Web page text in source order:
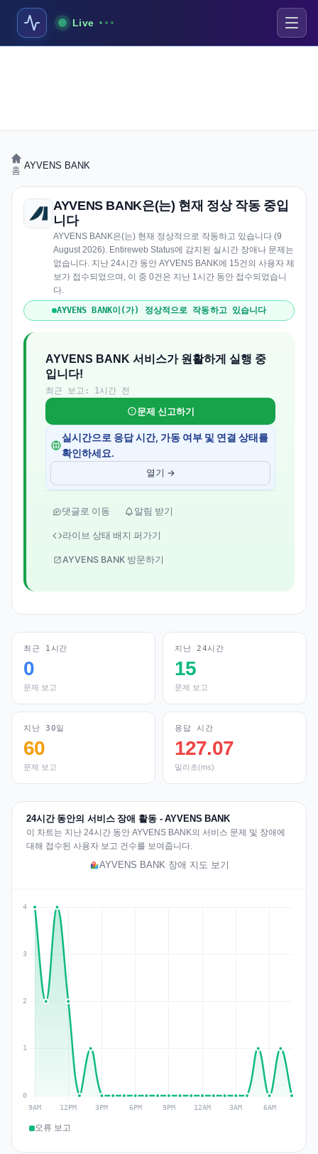
Live
홈 AYVENS BANK
AYVENS BANK은(는) 현재 정상 작동 중입
니다
AYVENS BANK은(는) 현재 정상적으로 작동하고 있습니다 (9
August 2026). Entireweb Status에 감지된 실시간 장애나 문제는
없습니다. 지난 24시간 동안 AYVENS BANK에 15건의 사용자 제
보가 접수되었으며, 이 중 0건은 지난 1시간 동안 접수되었습니
다.
AYVENS BANK이(가) 정상적으로 작동하고 있습니다
AYVENS BANK 서비스가 원활하게 실행 중
입니다!
최근 보고: 1시간 전
문제 신고하기
실시간으로 응답 시간, 가동 여부 및 연결 상태를
확인하세요.
열기 →
댓글로 이동 알림 받기
라이브 상태 배지 퍼가기
AYVENS BANK 방문하기
최근 1시간
0
문제 보고
지난 24시간
15
문제 보고
지난 30일
60
문제 보고
응답 시간
127.07
밀리초(ms)
24시간 동안의 서비스 장애 활동 - AYVENS BANK
이 차트는 지난 24시간 동안 AYVENS BANK의 서비스 문제 및 장애에
대해 접수된 사용자 보고 건수를 보여줍니다.
AYVENS BANK 장애 지도 보기
오류 보고